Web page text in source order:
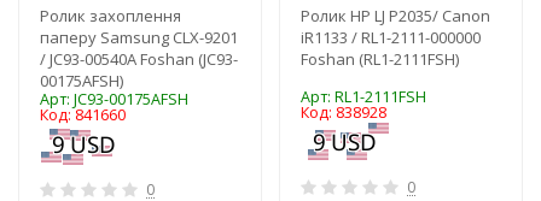
Ролик захоплення
паперу Samsung CLX-9201
/ JC93-00540A Foshan (JC93-
00175AFSH)
Арт: JC93-00175AFSH
Код: 841660
0
Ролик HP LJ P2035/ Canon
iR1133 / RL1-2111-000000
Foshan (RL1-2111FSH)
Арт: RL1-2111FSH
Код: 838928
0